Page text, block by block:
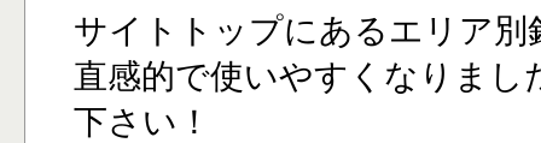
サイトトップにあるエリア別
直感的で使いやすくなりまし
下さい！